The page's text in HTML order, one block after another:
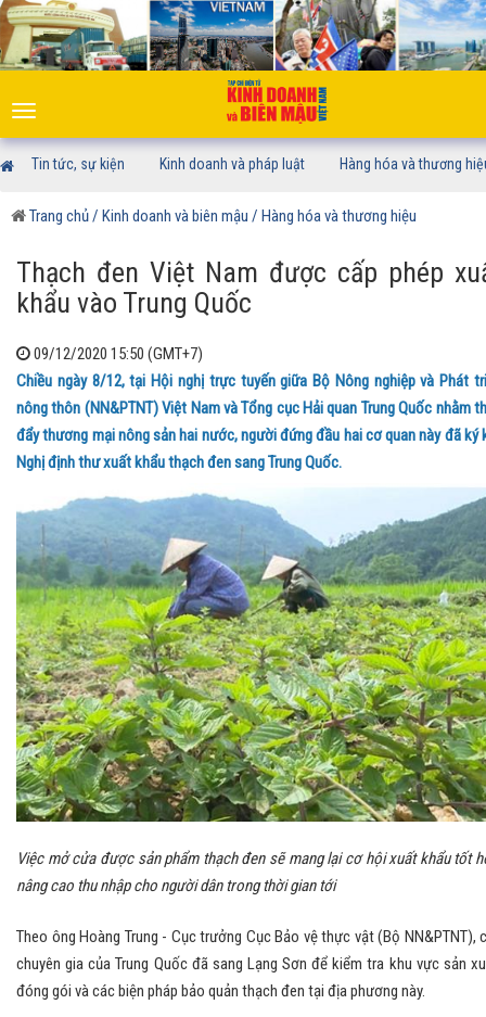
Toggle
navigation
Tin tức, sự kiện Kinh doanh và pháp luật Hàng hóa và thương
Trang chủ/ Kinh doanh và biên mậu / Hàng hóa và thương hiệu
Thạch đen Việt Nam được cấp phép
khẩu vào Trung Quốc
09/12/2020 15:50 (GMT+7)
Chiều ngày 8/12, tại Hội nghị trực tuyến giữa Bộ Nông nghiệp và Phát
nông thôn (NN&PTNT) Việt Nam và Tổng cục Hải quan Trung Quốc nhằm
đẩy thương mại nông sản hai nước, người đứng đầu hai cơ quan này đã ký
Nghị định thư xuất khẩu thạch đen sang Trung Quốc.
Việc mở cửa được sản phẩm thạch đen sẽ mang lại cơ hội xuất khẩu tốt
nâng cao thu nhập cho người dân trong thời gian tới
Theo ông Hoàng Trung - Cục trưởng Cục Bảo vệ thực vật (Bộ NN&PTNT),
chuyên gia của Trung Quốc đã sang Lạng Sơn để kiểm tra khu vực sản
đóng gói và các biện pháp bảo quản thạch đen tại địa phương này.